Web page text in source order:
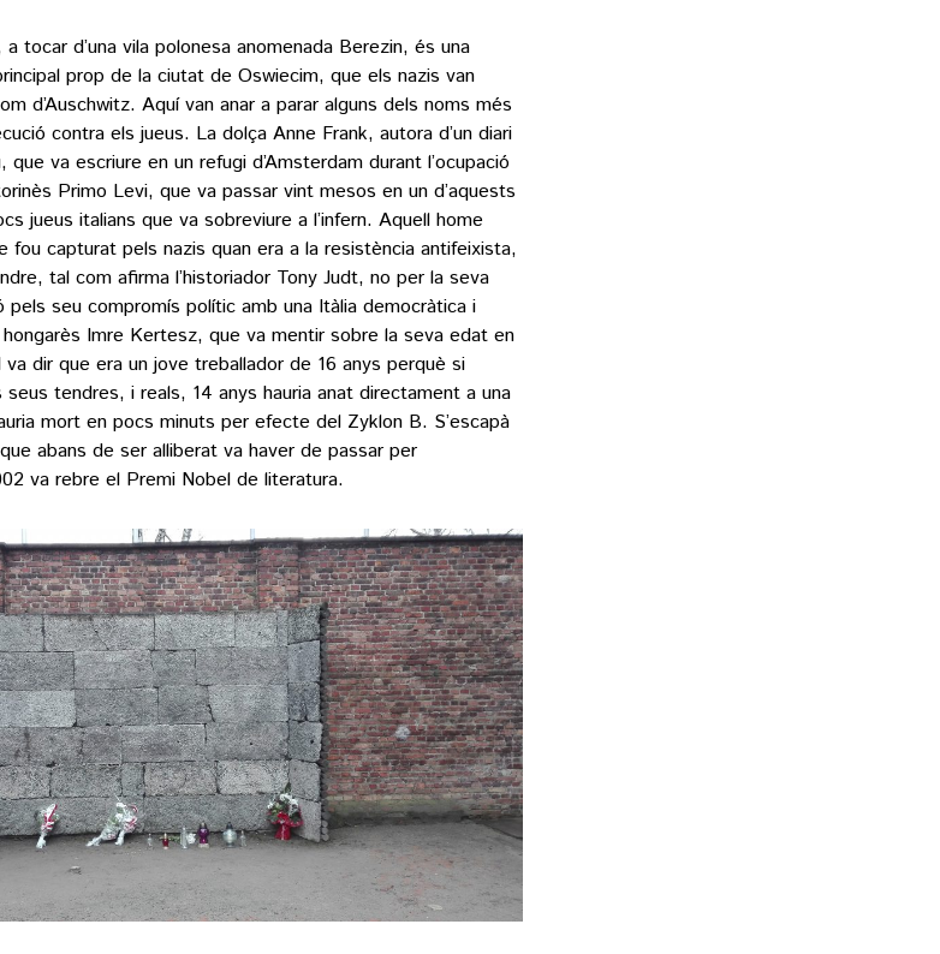
tocar d’una vila polonesa anomenada Berezin, és una
prop de la ciutat de Oswiecim, que els nazis van
d’Auschwitz. Aquí van anar a parar alguns dels noms més
contra els jueus. La dolça Anne Frank, autora d’un diari
va escriure en un refugi d’Amsterdam durant l’ocupació
Primo Levi, que va passar vint mesos en un d’aquests
jueus italians que va sobreviure a l’infern. Aquell home
fou capturat pels nazis quan era a la resistència antifeixista,
tal com afirma l’historiador Tony Judt, no per la seva
pels seu compromís polític amb una Itàlia democràtica i
hongarès Imre Kertesz, que va mentir sobre la seva edat en
dir que era un jove treballador de 16 anys perquè si
tendres, i reals, 14 anys hauria anat directament a una
mort en pocs minuts per efecte del Zyklon B. S’escapà
abans de ser alliberat va haver de passar per
va rebre el Premi Nobel de literatura.